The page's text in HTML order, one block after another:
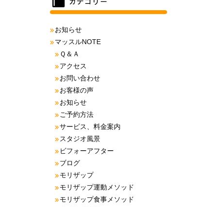
お知らせ
マッスルNOTE
Ｑ＆Ａ
アクセス
お問い合わせ
お客様の声
お知らせ
ご予約方法
サービス、料金案内
スタジオ風景
ビフォーアフター
ブログ
モリザップ
モリザップ運動メソッド
モリザップ食事メソッド